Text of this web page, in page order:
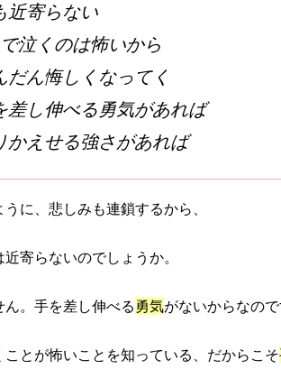
近寄らない
泣くのは怖いから
だん悔しくなってく
差し伸べる勇気があれば
かえせる強さがあれば
に、悲しみも連鎖するから、
寄らないのでしょうか。
。手を差し伸べる 勇気がないからなので
とが怖いことを知っている、だからこそ